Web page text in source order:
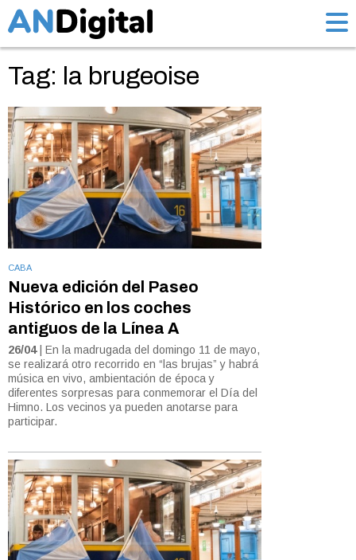
Tag: la brugeoise
CABA
Nueva edición del Paseo
Histórico en los coches
antiguos de la Línea A
26/04| En la madrugada del domingo 11 de mayo,
se realizará otro recorrido en “las brujas” y habrá
música en vivo, ambientación de época y
diferentes sorpresas para conmemorar el Día del
Himno. Los vecinos ya pueden anotarse para
participar.